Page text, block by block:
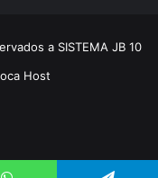
a SISTEMA JB 10
Host